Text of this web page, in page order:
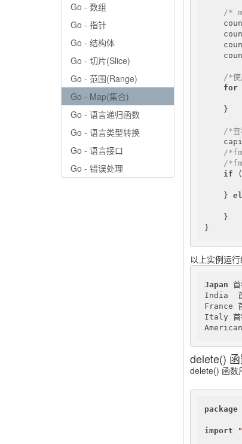
Go - 数组
Go - 指针
Go - 结构体
Go - 切片(Slice)
Go - 范围(Range)
Go - Map(集合)
Go - 语言递归函数
Go - 语言类型转换
Go - 语言接口
Go - 错误处理
/*
/*使
for
}
/*查
/
/
if
}
}
}
以上实例运行
Japan 首
India
France
Italy 首
American
delete()
delete() 函数
package
import